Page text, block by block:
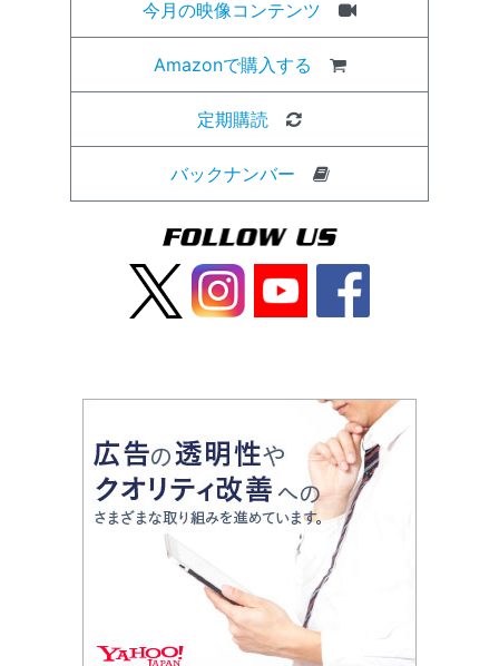
今月の映像コンテンツ
Amazonで購入する
定期購読
バックナンバー